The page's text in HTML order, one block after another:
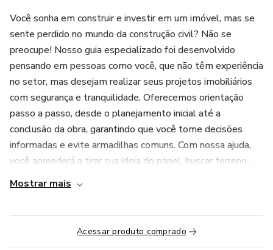
Você sonha em construir e investir em um imóvel, mas se
sente perdido no mundo da construção civil? Não se
preocupe! Nosso guia especializado foi desenvolvido
pensando em pessoas como você, que não têm experiência
no setor, mas desejam realizar seus projetos imobiliários
com segurança e tranquilidade. Oferecemos orientação
passo a passo, desde o planejamento inicial até a
conclusão da obra, garantindo que você tome decisões
informadas e evite armadilhas comuns. Com nossa ajuda,
você aprenderá a tirar sua ideia do papel, buscar terreno...
Mostrar mais
Acessar produto comprado